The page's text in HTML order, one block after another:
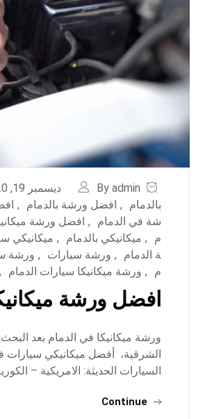
By admin ديسمبر 19, 2020
بالدمام
, افضل ورشة بالدمام ,
شة في الدمام
, افضل ورشة
م
, ميكانيكي بالدمام , ميكانيكي
ة الدمام
, ورشة سيارات , ورشة
م
, ورشة ميكانيكا سيارات الدمام ,
افضل ورشة
ورشة ميكانيكا في الدمام بعد
الشرقية، أفضل ميكانيكي سيارات
السيارات الحديثة: الامريكية –
Continue